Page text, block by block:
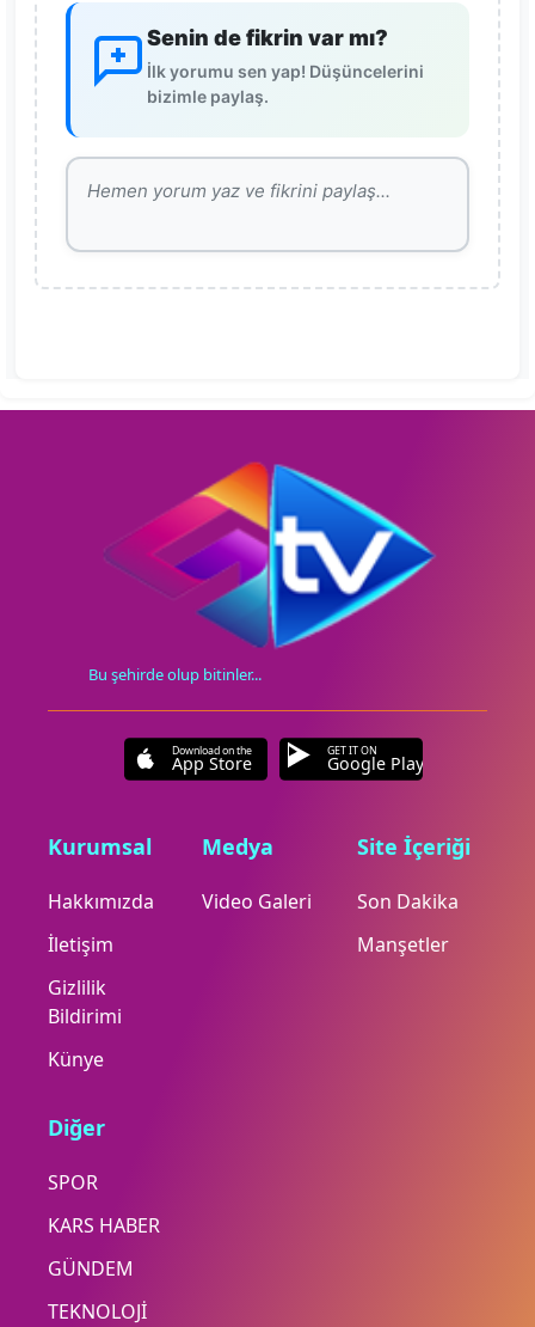
Senin de fikrin var mı?
İlk yorumu sen yap! Düşüncelerini
bizimle paylaş.
Bu şehirde olup bitinler...
Download on the
App Store
GET IT ON
Google Play
Kurumsal
Hakkımızda
İletişim
Gizlilik
Bildirimi
Künye
Medya
Video Galeri
Site İçeriği
Son Dakika
Manşetler
Diğer
SPOR
KARS HABER
GÜNDEM
TEKNOLOJİ